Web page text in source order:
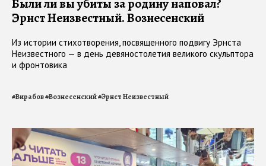
Были ли вы убиты за родину наповал?
Эрнст Неизвестный. Вознесенский
Из истории стихотворения, посвященного подвигу Эрнста
Неизвестного — в день девяностолетия великого скульптора
и фронтовика
#Вирабов#Вознесенский#Эрнст Неизвестный